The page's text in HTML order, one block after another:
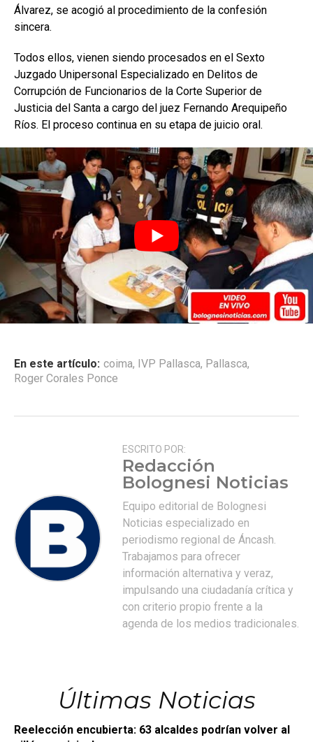
Álvarez, se acogió al procedimiento de la confesión
sincera.
Todos ellos, vienen siendo procesados en el Sexto
Juzgado Unipersonal Especializado en Delitos de
Corrupción de Funcionarios de la Corte Superior de
Justicia del Santa a cargo del juez Fernando Arequipeño
Ríos. El proceso continua en su etapa de juicio oral.
En este artículo: coima, IVP Pallasca, Pallasca,
Roger Corales Ponce
ESCRITO POR:
Redacción
Bolognesi Noticias
Equipo editorial de Bolognesi
Noticias especializado en
periodismo regional de Áncash.
Trabajamos para ofrecer
información alternativa y veraz,
impulsando una ciudadanía crítica y
con criterio propio frente a la
agenda de los medios tradicionales.
Últimas Noticias
Reelección encubierta: 63 alcaldes podrían volver al